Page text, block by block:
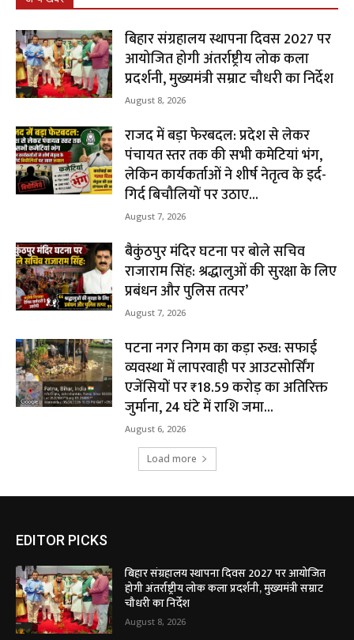
बिहार संग्रहालय स्थापना दिवस 2027 पर
आयोजित होगी अंतर्राष्ट्रीय लोक कला
प्रदर्शनी, मुख्यमंत्री सम्राट चौधरी का निर्देश
August 8, 2026
राजद में बड़ा फेरबदल: प्रदेश से लेकर
पंचायत स्तर तक की सभी कमेटियां भंग,
लेकिन कार्यकर्ताओं ने शीर्ष नेतृत्व के इर्द-
गिर्द बिचौलियों पर उठाए...
August 7, 2026
बैकुंठपुर मंदिर घटना पर बोले सचिव
राजाराम सिंह: श्रद्धालुओं की सुरक्षा के लिए
प्रबंधन और पुलिस तत्पर’
August 7, 2026
पटना नगर निगम का कड़ा रुख: सफाई
व्यवस्था में लापरवाही पर आउटसोर्सिंग
एजेंसियों पर ₹18.59 करोड़ का अतिरिक्त
जुर्माना, 24 घंटे में राशि जमा...
August 6, 2026
Load more
EDITOR PICKS
बिहार संग्रहालय स्थापना दिवस 2027 पर आयोजित
होगी अंतर्राष्ट्रीय लोक कला प्रदर्शनी, मुख्यमंत्री सम्राट
चौधरी का निर्देश
August 8, 2026